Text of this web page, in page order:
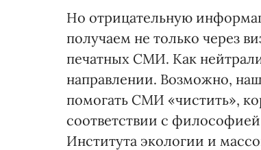
Но отрицательную
получаем не только через
печатных СМИ. Как
направлении. Возможно,
помогать СМИ «чистить»,
соответствии с
Института экологии и